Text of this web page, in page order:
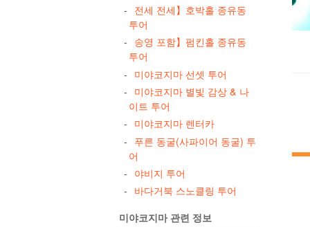
전세 전세】호박홀 종유동
투어
송영 포함】펌킨홀 종유동
투어
미야코지마 선셋 투어
미야코지마 별빛 감상 & 나
이트 투어
미야코지마 렌터카
푸른 동굴(사파이어 동굴) 투
어
야비지 투어
바다거북 스노클링 투어
미야코지마 관련 정보